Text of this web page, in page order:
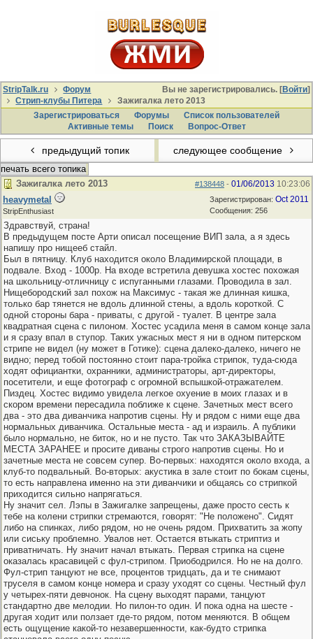
Вы не зарегистрировались. [Войти]
StripTalk.ru
Форум
Стрип-клубы Питера
Зажигалка лето 2013
Зарегистрироваться
Форумы
Список пользователей
Активные темы
Поиcк Вопрос-Ответ
предыдущий топик следующее сообщение
печать всего топика
#138448 - 01/06/2013 10:23:06
Зажигалка лето 2013
Зарегистрирован: Oct 2011
Сообщения: 256
heavymetal
StripEnthusiast
Здравствуй, страна!
В предыдущем посте Арти описал посещение ВИП зала, а я здесь
напишу про нищееб стайл.
Был в пятницу. Клуб находится около Владимирской площади, в
подвале. Вход - 1000р. На входе встретила девушка хостес похожая
на школьницу-отличницу с испуганными глазами. Проводила в зал.
Нищебородский зал похож на Максимус - такая же длинная кишка,
только бар тянется не вдоль длинной стены, а вдоль короткой. С
одной стороны бара - приваты, с другой - туалет. В центре зала
квадратная сцена с пилоном. Хостес усадила меня в самом конце зала
и я сразу впал в ступор. Таких ужасных мест я ни в одном питерском
стрипе не видел (ну может в Готике): сцена далеко-далеко, ничего не
видно; перед тобой постоянно стоит пара-тройка стрипок, туда-сюда
ходят официантки, охранники, администраторы, арт-директоры,
посетители, и еще фотограф с огромной вспышкой-отражателем.
Пиздец. Хостес видимо увидела легкое охуение в моих глазах и в
скором времени пересадила поближе к сцене. Зачетных мест всего
два - это два диванчика напротив сцены. Ну и рядом с ними еще два
нормальных диванчика. Остальные места - ад и израиль. А публики
было нормально, не биток, но и не пусто. Так что ЗАКАЗЫВАЙТЕ
МЕСТА ЗАРАНЕЕ и просите диваны строго напротив сцены. Но и
зачетные места не совсем супер. Во-первых: находятся около входа, а
клуб-то подвальный. Во-вторых: акустика в зале стоит по бокам сцены,
то есть направлена именно на эти диванчики и общаясь со стрипкой
приходится сильно напрягаться.
Ну значит сел. Лэпы в Зажигалке запрещены, даже просто сесть к
тебе на колени стрипки стремаются, говорят: "Не положено". Сидят
либо на спинках, либо рядом, но не очень рядом. Прихватить за жопу
или сиську проблемно. Увалов нет. Остается втыкать стриптиз и
приватничать. Ну значит начал втыкать. Первая стрипка на сцене
оказалась красавицей с фул-стрипом. Приободрился. Но не на долго.
Фул-стрип танцуют не все, процентов тридцать, да и те снимают
труселя в самом конце номера и сразу уходят со сцены. Честный фул
у четырех-пяти девчонок. На сцену выходят парами, танцуют
стандартно две мелодии. Но пилон-то один. И пока одна на шесте -
другая ходит или ползает где-то рядом, потом меняются. В общем
есть ощущение какой-то незавершенности, как-будто стрипка